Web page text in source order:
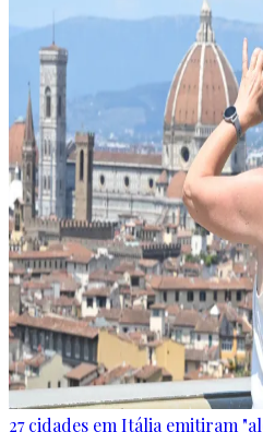
27 cidades em Itália emitiram